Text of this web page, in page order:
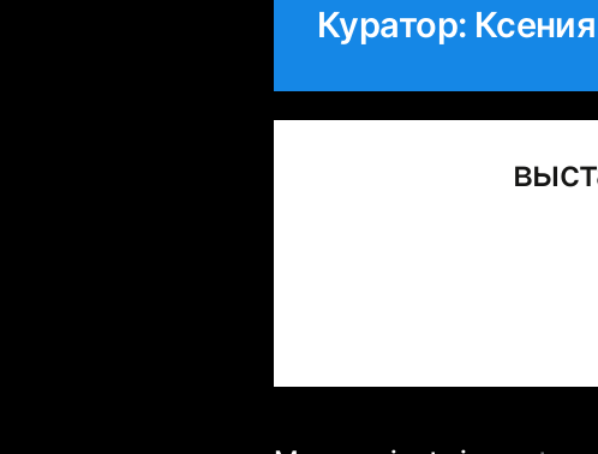
Куратор: